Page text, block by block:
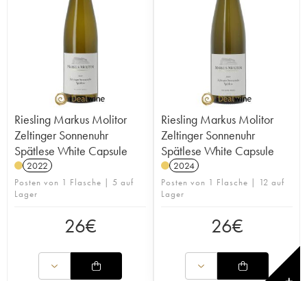
Riesling Markus Molitor
Zeltinger Sonnenuhr
Spätlese White Capsule
2022
Posten von 1 Flasche | 5 auf
Lager
26€
Riesling Markus Molitor
Zeltinger Sonnenuhr
Spätlese White Capsule
2024
Posten von 1 Flasche | 12 auf
Lager
26€